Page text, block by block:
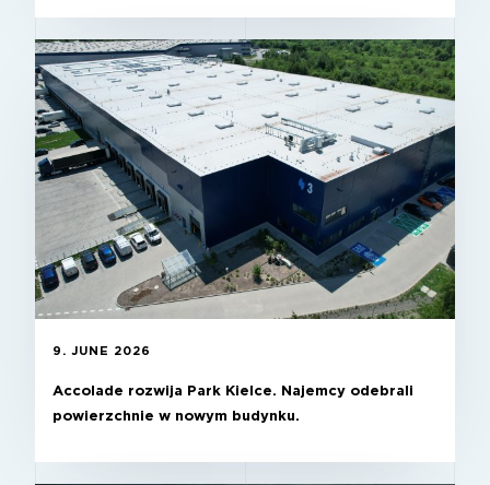
9. JUNE 2026
Accolade rozwija Park Kielce. Najemcy odebrali
powierzchnie w nowym budynku.